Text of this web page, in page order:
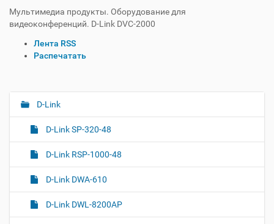
Мультимедиа продукты. Оборудование для
видеоконференций. D-Link DVC-2000
а
и
с
о
Лента RSS
Распечатать
Н
г
и
D-Link
D-Link SP-320-48
D-Link RSP-1000-48
D-Link DWA-610
D-Link DWL-8200AP